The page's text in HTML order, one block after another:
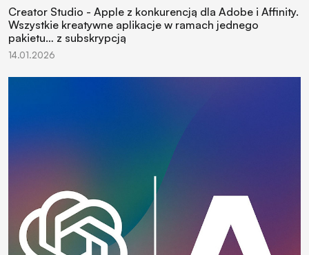
Creator Studio - Apple z konkurencją dla Adobe i Affinity.
Wszystkie kreatywne aplikacje w ramach jednego
pakietu… z subskrypcją
14.01.2026